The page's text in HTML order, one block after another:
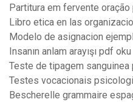
Partitura em fervente oração
Libro etica en las
Modelo de asignacion
Insanın anlam arayışı pdf oku
Teste de tipagem sanguinea
Testes vocacionais
Bescherelle grammaire